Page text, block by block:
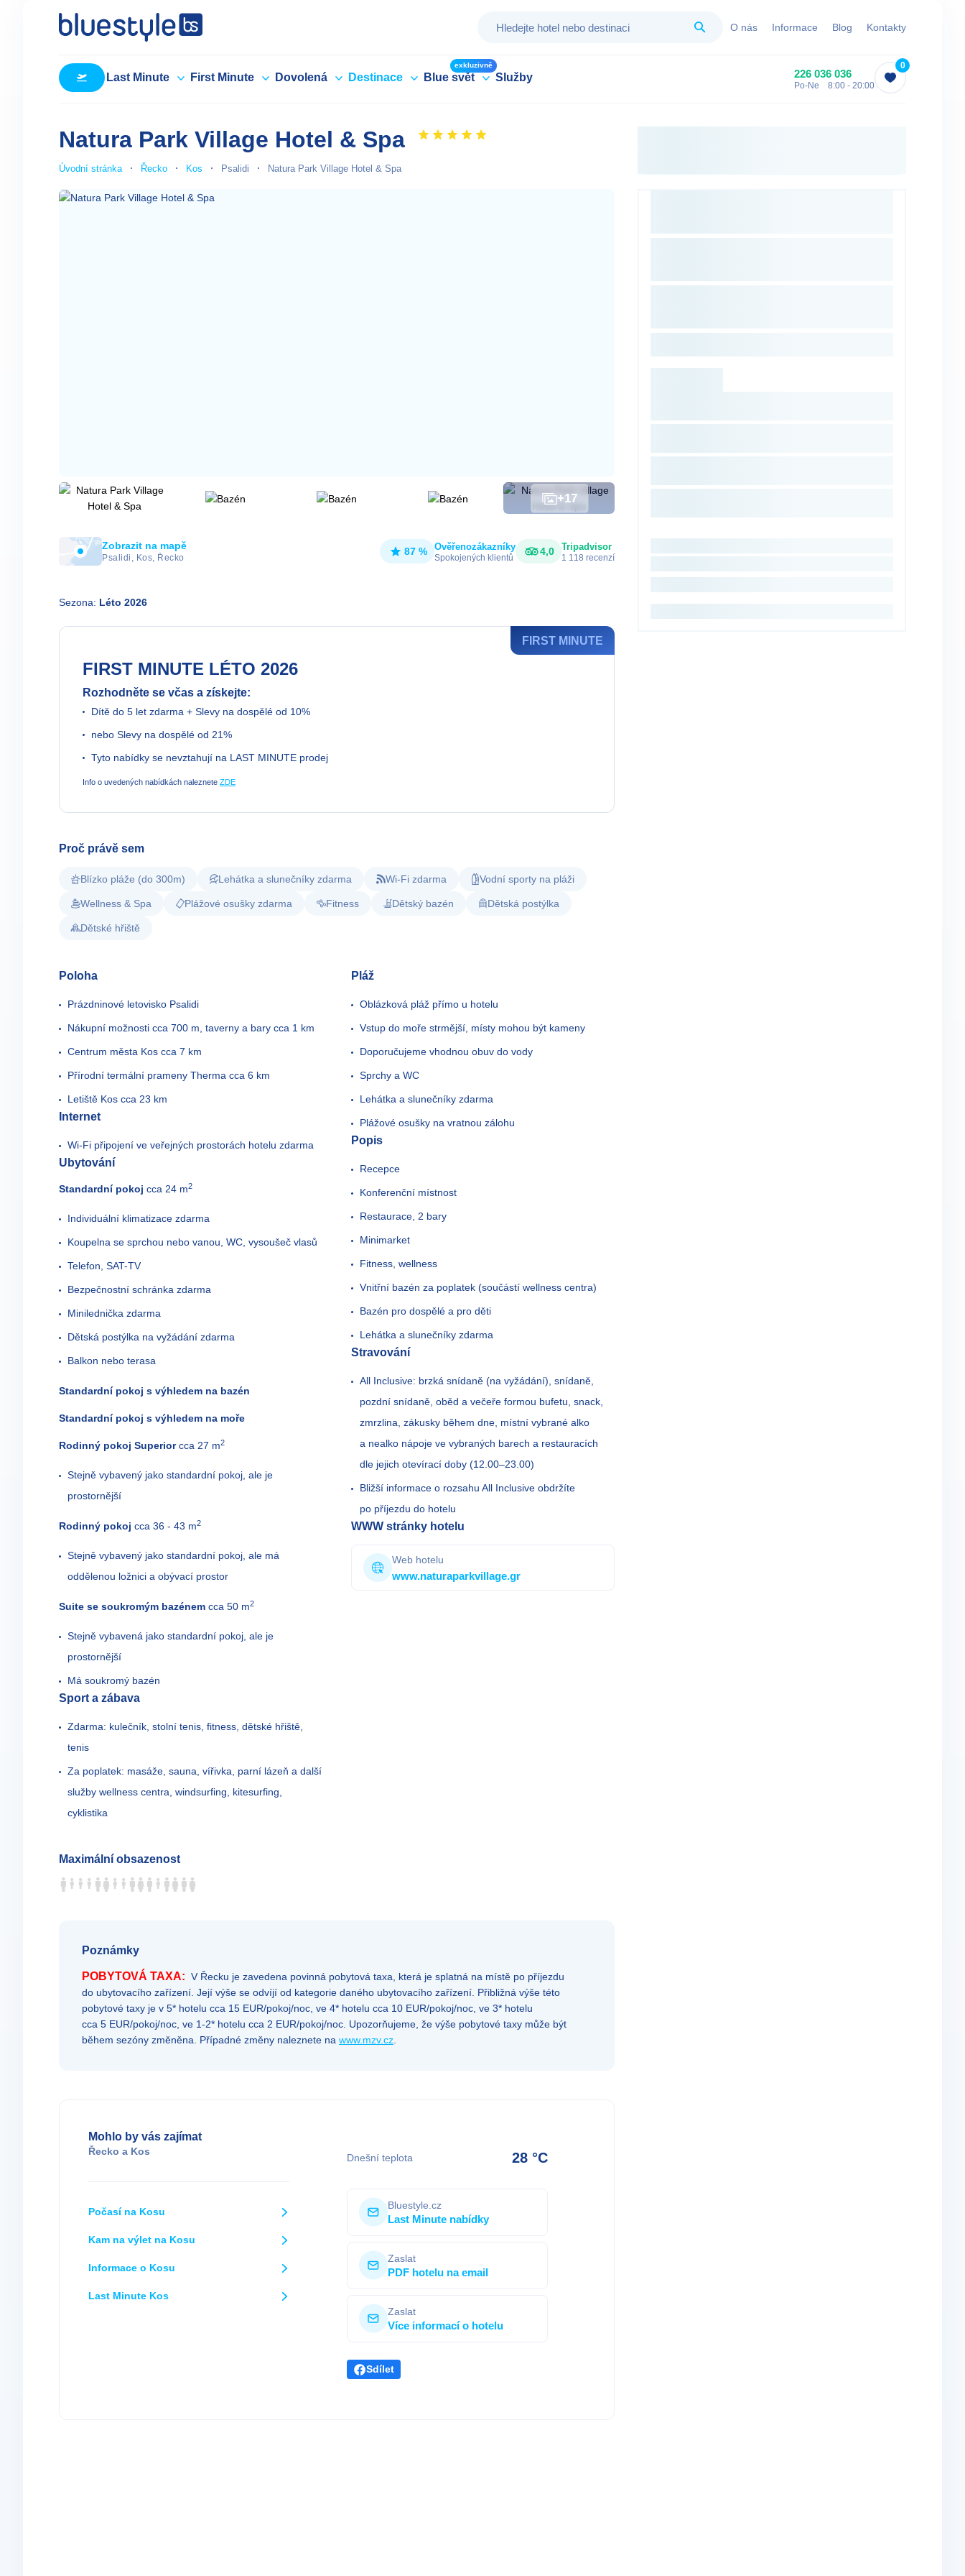
HledatO nás Informace Blog Kontakty
Last Minute First Minute Dovolená Destinace Blue svět
exkluzivně
Služby 226 036 036
Po-Ne 8:00 - 20:00
0
Natura Park Village Hotel & Spa
Úvodní stránka Řecko Kos Psalidi Natura Park Village Hotel & Spa
+17
Zobrazit na mapě
Psalidi, Kos, Řecko
87 % Ověřenozákazníky
Spokojených klientů
4,0 Tripadvisor
1 118 recenzí
Sezona: Léto 2026
FIRST MINUTE LÉTO 2026
Rozhodněte se včas a získejte:
Dítě do 5 let zdarma + Slevy na dospělé od 10%
nebo Slevy na dospělé od 21%
Tyto nabídky se nevztahují na LAST MINUTE prodej
Info o uvedených nabídkách naleznete ZDE
FIRST MINUTE
Proč právě sem
Blízko pláže (do 300m) Lehátka a slunečníky zdarma Wi-Fi zdarma Vodní sporty na pláži
Wellness & Spa Plážové osušky zdarma Fitness Dětský bazén Dětská postýlka
Dětské hřiště
Poloha
Prázdninové letovisko Psalidi
Nákupní možnosti cca 700 m, taverny a bary cca 1 km
Centrum města Kos cca 7 km
Přírodní termální prameny Therma cca 6 km
Letiště Kos cca 23 km
Internet
Wi-Fi připojení ve veřejných prostorách hotelu zdarma
Ubytování
Standardní pokoj cca 24 m2
Individuální klimatizace zdarma
Koupelna se sprchou nebo vanou, WC, vysoušeč vlasů
Telefon, SAT-TV
Bezpečnostní schránka zdarma
Minilednička zdarma
Dětská postýlka na vyžádání zdarma
Balkon nebo terasa
Standardní pokoj s výhledem na bazén
Standardní pokoj s výhledem na moře
Rodinný pokoj Superiorcca 27 m2
Stejně vybavený jako standardní pokoj, ale je
prostornější
Rodinný pokoj cca 36 - 43 m2
Stejně vybavený jako standardní pokoj, ale má
oddělenou ložnici a obývací prostor
Suite se soukromým bazénem cca 50 m2
Stejně vybavená jako standardní pokoj, ale je
prostornější
Má soukromý bazén
Sport a zábava
Zdarma: kulečník, stolní tenis, fitness, dětské hřiště,
tenis
Za poplatek: masáže, sauna, vířivka, parní lázeň a další
služby wellness centra, windsurfing, kitesurfing,
cyklistika
Pláž
Oblázková pláž přímo u hotelu
Vstup do moře strmější, místy mohou být kameny
Doporučujeme vhodnou obuv do vody
Sprchy a WC
Lehátka a slunečníky zdarma
Plážové osušky na vratnou zálohu
Popis
Recepce
Konferenční místnost
Restaurace, 2 bary
Minimarket
Fitness, wellness
Vnitřní bazén za poplatek (součástí wellness centra)
Bazén pro dospělé a pro děti
Lehátka a slunečníky zdarma
Stravování
All Inclusive: brzká snídaně (na vyžádání), snídaně,
pozdní snídaně, oběd a večeře formou bufetu, snack,
zmrzlina, zákusky během dne, místní vybrané alko
a nealko nápoje ve vybraných barech a restauracích
dle jejich otevírací doby (12.00–23.00)
Bližší informace o rozsahu All Inclusive obdržíte
po příjezdu do hotelu
WWW stránky hotelu
Web hotelu
www.naturaparkvillage.gr
Maximální obsazenost
Poznámky
POBYTOVÁ TAXA: V Řecku je zavedena povinná pobytová taxa, která je splatná na místě po příjezdu
do ubytovacího zařízení. Její výše se odvíjí od kategorie daného ubytovacího zařízení. Přibližná výše této
pobytové taxy je v 5* hotelu cca 15 EUR/pokoj/noc, ve 4* hotelu cca 10 EUR/pokoj/noc, ve 3* hotelu
cca 5 EUR/pokoj/noc, ve 1-2* hotelu cca 2 EUR/pokoj/noc. Upozorňujeme, že výše pobytové taxy může být
během sezóny změněna. Případné změny naleznete na www.mzv.cz
Mohlo by vás zajímat
Řecko a Kos
Počasí na Kosu
Kam na výlet na Kosu
Informace o Kosu
Last Minute Kos
Dnešní teplota 28 °C
Bluestyle.cz
Last Minute nabídky
Zaslat
PDF hotelu na email
Zaslat
Více informací o hotelu
Sdílet